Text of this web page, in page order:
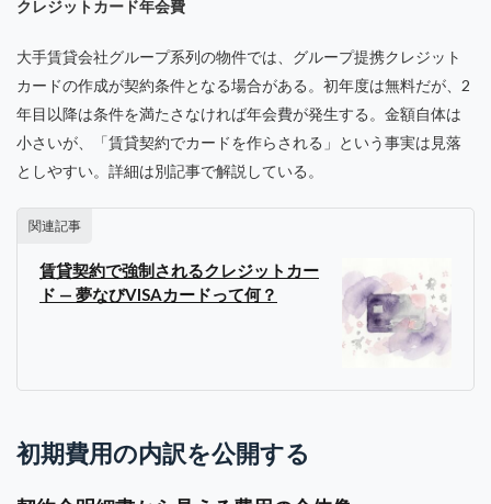
クレジットカード年会費
大手賃貸会社グループ系列の物件では、グループ提携クレジット
カードの作成が契約条件となる場合がある。初年度は無料だが、2
年目以降は条件を満たさなければ年会費が発生する。金額自体は
小さいが、「賃貸契約でカードを作らされる」という事実は見落
としやすい。詳細は別記事で解説している。
関連記事
賃貸契約で強制されるクレジットカー
ド — 夢なびVISAカードって何？
初期費用の内訳を公開する